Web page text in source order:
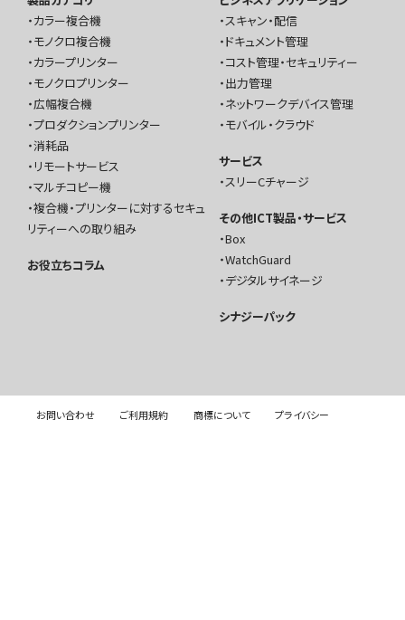
カラー複合機
モノクロ複合機
カラープリンター
モノクロプリンター
広幅複合機
プロダクションプリンター
消耗品
リモートサービス
マルチコピー機
複合機・プリンターに対するセキュ
リティーへの取り組み
お役立ちコラム
スキャン・配信
ドキュメント管理
コスト管理・セキュリティー
出力管理
ネットワークデバイス管理
モバイル・クラウド
サービス
スリーCチャージ
その他ICT製品・サービス
Box
WatchGuard
デジタルサイネージ
シナジーパック
お問い合わせ ご利用規約 商標について プライバシー